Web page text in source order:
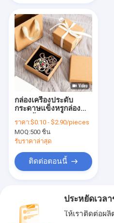
กล่องเครื่องประดับ
กระดาษแข็งหรูกล่อง
กระดาษกระดาษ
กระดาษกระดาษ
กระดาษกระดาษ
ราคา:$0.10 - $2.90/pieces
MOQ:500 ชิ้น
รับราคาล่าสุด
ติดต่อตอนนี้
ประหยัดเวล
ให้เราติดต่อ